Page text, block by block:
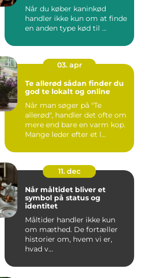
Når du køber kaninkød
handler ikke kun om at finde
en anden type kød til ...
03. apr
Te allerød sådan finder du
god te lokalt og online
Når man søger på "Te
allerød", handler det ofte om
mere end bare en varm kop.
Mange leder efter et l...
11. dec
Når måltidet bliver et
symbol på status og
identitet
Måltider handler ikke kun
om mæthed. De fortæller
historier om, hvem vi er,
hvad v...